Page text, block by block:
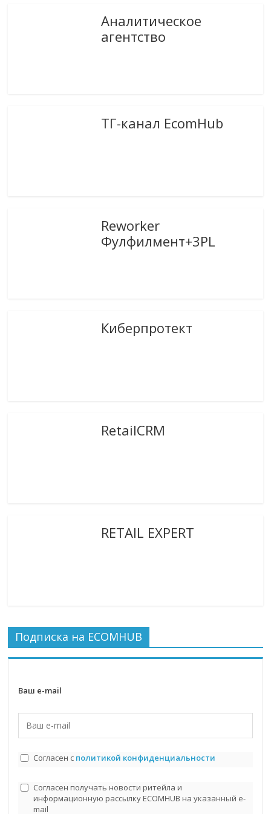
Аналитическое
агентство
ТГ-канал EcomHub
Reworker
Фулфилмент+3PL
Киберпротект
RetailCRM
RETAIL EXPERT
Подписка на ECOMHUB
Ваш e-mail
Согласен с политикой конфиденциальности
Согласен получать новости ритейла и
информационную рассылку ECOMHUB на указанный e-
mail